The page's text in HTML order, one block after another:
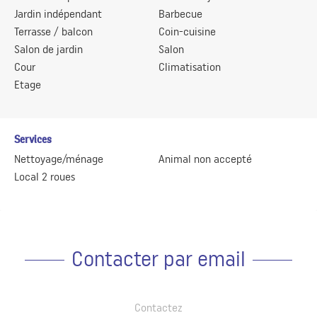
Jardin indépendant
Terrasse / balcon
Salon de jardin
Cour
Etage
Barbecue
Coin-cuisine
Salon
Climatisation
Services
Nettoyage/ménage
Local 2 roues
Animal non accepté
Contacter par email
Contactez